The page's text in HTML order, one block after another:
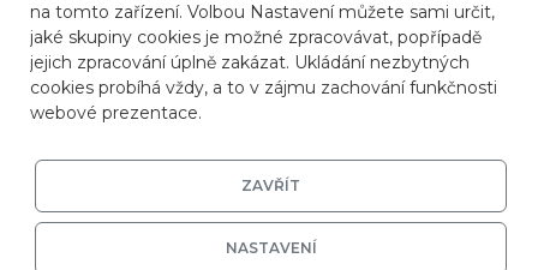
Za jak dlouho mi zprovozníte objednanou
službu?
Mám vlastní licenci účetního programu již
koupenou, jaký server si mám vybrat a jak
na tomto zařízení. Volbou Nastavení můžete sami určit,
jaké skupiny cookies je možné zpracovávat, popřípadě
jejich zpracování úplně zakázat. Ukládání nezbytných
cookies probíhá vždy, a to v zájmu zachování funkčnosti
webové prezentace.
ZAVŘÍT
NASTAVENÍ